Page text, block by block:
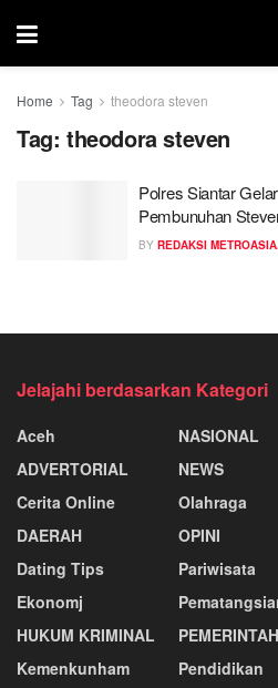
Home Tag theodora steven
Tag: theodora steven
Polres Siantar
Pembunuhan
BY REDAKSI
Jelajahi berdasarkan Kategori
Aceh
ADVERTORIAL
Cerita Online
DAERAH
Dating Tips
Ekonomj
HUKUM KRIMINAL
Kemenkunham
NASIONAL
NEWS
Olahraga
OPINI
Pariwisata
Pendidikan